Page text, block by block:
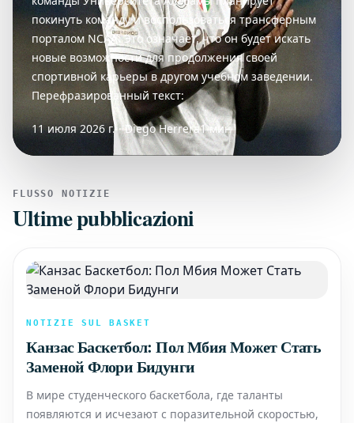
покинуть команду и воспользоваться трансферным
порталом NCAA. Это означает, что он будет искать
новые возможности для продолжения своей
спортивной карьеры в другом учебном заведении.
Перефразированный текст:
11 июля 2026 г. · Diego Herrera1 мин
FLUSSO NOTIZIE
Ultime pubblicazioni
NOTIZIE SUL BASKET
Канзас Баскетбол: Пол Мбия Может Стать
Заменой Флори Бидунги
В мире студенческого баскетбола, где таланты
появляются и исчезают с поразительной скоростью,